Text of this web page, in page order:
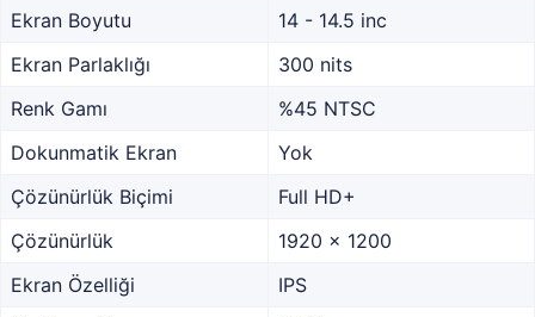
Ekran Boyutu
14 - 14.5 inc
Ekran Parlaklığı
300 nits
Renk Gamı
%45 NTSC
Dokunmatik Ekran
Yok
Çözünürlük Biçimi
Full HD+
Çözünürlük
1920 x 1200
Ekran Özelliği
IPS